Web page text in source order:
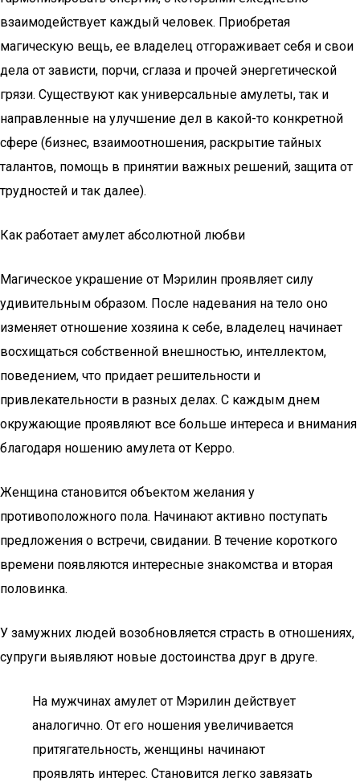
взаимодействует каждый человек. Приобретая
магическую вещь, ее владелец отгораживает себя и свои
дела от зависти, порчи, сглаза и прочей энергетической
грязи. Существуют как универсальные амулеты, так и
направленные на улучшение дел в какой-то конкретной
сфере (бизнес, взаимоотношения, раскрытие тайных
талантов, помощь в принятии важных решений, защита от
трудностей и так далее).
Как работает амулет абсолютной любви
Магическое украшение от Мэрилин проявляет силу
удивительным образом. После надевания на тело оно
изменяет отношение хозяина к себе, владелец начинает
восхищаться собственной внешностью, интеллектом,
поведением, что придает решительности и
привлекательности в разных делах. С каждым днем
окружающие проявляют все больше интереса и внимания
благодаря ношению амулета от Керро.
Женщина становится объектом желания у
противоположного пола. Начинают активно поступать
предложения о встречи, свидании. В течение короткого
времени появляются интересные знакомства и вторая
половинка.
У замужних людей возобновляется страсть в отношениях,
супруги выявляют новые достоинства друг в друге.
На мужчинах амулет от Мэрилин действует
аналогично. От его ношения увеличивается
притягательность, женщины начинают
проявлять интерес. Становится легко завязать